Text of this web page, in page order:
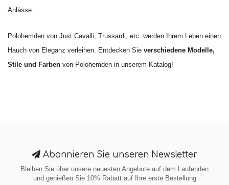
Anlässe.
Polohemden von Just Cavalli, Trussardi, etc. werden Ihrem Leben einen
Hauch von Eleganz verleihen. Entdecken Sie verschiedene Modelle,
Stile und Farben von Polohemden in unserem Katalog!
Abonnieren Sie unseren Newsletter
Bleiben Sie über unsere neuesten Angebote auf dem Laufenden
und genießen Sie 10% Rabatt auf Ihre erste Bestellung